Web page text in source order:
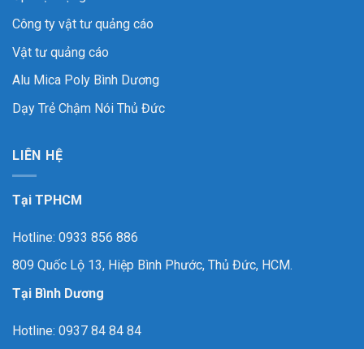
Công ty vật tư quảng cáo
Vật tư quảng cáo
Alu Mica Poly Bình Dương
Dạy Trẻ Chậm Nói Thủ Đức
LIÊN HỆ
Tại TPHCM
Hotline: 0933 856 886
809 Quốc Lộ 13, Hiệp Bình Phước, Thủ Đức, HCM.
Tại Bình Dương
Hotline: 0937 84 84 84